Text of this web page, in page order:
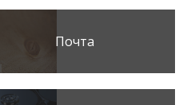
Почта